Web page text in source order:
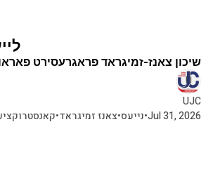
שיכון צאנז-זמיגראד פראגרעסירט
UJC
Jul 31, 2026
•נייעס•צאנז זמיגראד•